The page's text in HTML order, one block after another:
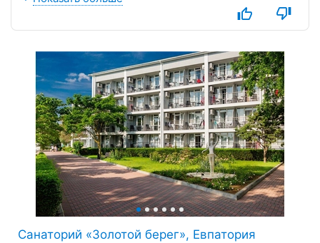
И очень хорошее отношение к детям и их
"капризам", связанным с характером, или диетой.
, то подойти к администратору и вопрос решат.
В августе был шикарнейший фруктовый праздник
для детей и взрослых. Весь персонал очень
доброжелательный.
Дважды в день бегали на пляж. Там тоже все
прекрасно оборудовано: навесы, лежаки. Там же
есть кафе. В следующем году надеемся приехать
опять!
Санаторий «Золотой берег», Евпатория